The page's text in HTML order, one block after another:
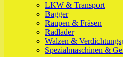
LKW & Transport
Bagger
Raupen & Fräsen
Radlader
Walzen &
Spezialmaschinen &